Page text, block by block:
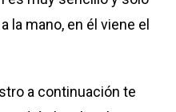
mano, en él viene el
a continuación te